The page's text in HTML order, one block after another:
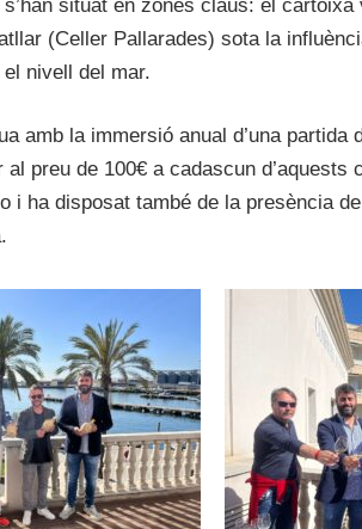
situat en zones claus: el
(Celler Pallarades) sota la
nivell del mar.
amb la immersió anual d’una
preu de 100€ a cadascun
i ha disposat també de la presència de